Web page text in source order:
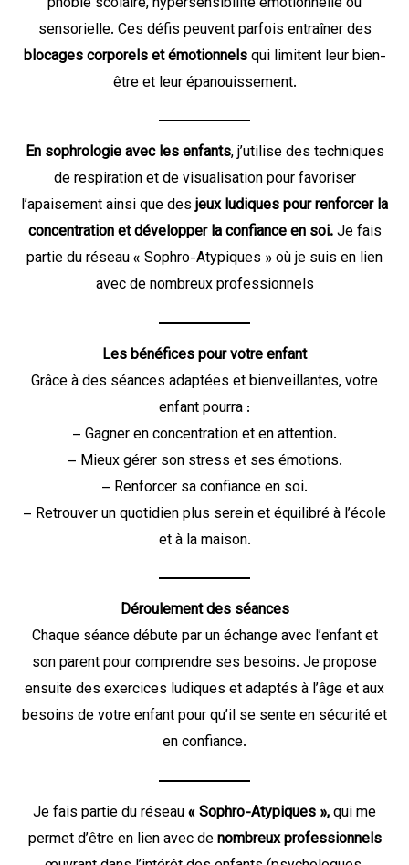
sensorielle. Ces défis peuvent parfois entraîner des
blocages corporels et émotionnelsqui limitent leur bien-
être et leur épanouissement.
En sophrologie avec les enfants, j’utilise des techniques
de respiration et de visualisation pour favoriser
l’apaisement ainsi que desjeux ludiques pour renforcer la
concentration et développer la confiance en soi.Je fais
partie du réseau « Sophro-Atypiques » où je suis en lien
avec de nombreux professionnels
Les bénéfices pour votre enfant
Grâce à des séances adaptées et bienveillantes, votre
enfant pourra :
– Gagner en concentration et en attention.
– Mieux gérer son stress et ses émotions.
– Renforcer sa confiance en soi.
– Retrouver un quotidien plus serein et équilibré à l’école
et à la maison.
Déroulement des séances
Chaque séance débute par un échange avec l’enfant et
son parent pour comprendre ses besoins. Je propose
ensuite des exercices ludiques et adaptés à l’âge et aux
besoins de votre enfant pour qu’il se sente en sécurité et
en confiance.
Je fais partie du réseau« Sophro-Atypiques »,qui me
permet d’être en lien avec denombreux professionnels